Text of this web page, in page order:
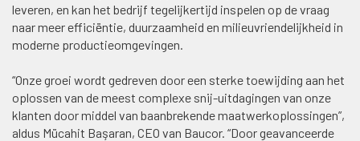
leveren, en kan het bedrijf tegelijkertijd inspelen op de vraag
naar meer efficiëntie, duurzaamheid en milieuvriendelijkheid in
moderne productieomgevingen.
“Onze groei wordt gedreven door een sterke toewijding aan het
oplossen van de meest complexe snij-uitdagingen van onze
klanten door middel van baanbrekende maatwerkoplossingen”,
aldus Mücahit Başaran, CEO van Baucor. “Door geavanceerde